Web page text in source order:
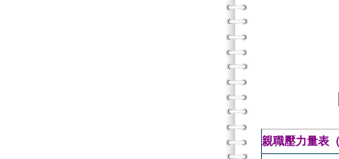
親職壓力量表